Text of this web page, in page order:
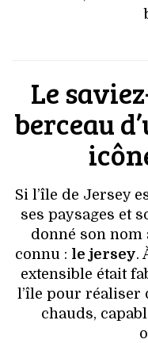
Le
berceau
Si l’île de Jersey
ses paysages et
donné son
connu : le jersey.
extensible était
l’île pour réaliser
chauds,